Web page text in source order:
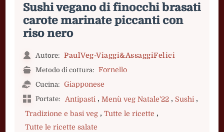
Sushi vegano di finocchi brasati
carote marinate piccanti con
riso nero
Autore: PaulVeg-Viaggi&AssaggiFelici
Metodo di cottura: Fornello
Cucina: Giapponese
Portate: Antipasti , Menù veg Natale'22 , Sushi ,
Tradizione e basi veg , Tutte le ricette ,
Tutte le ricette salate